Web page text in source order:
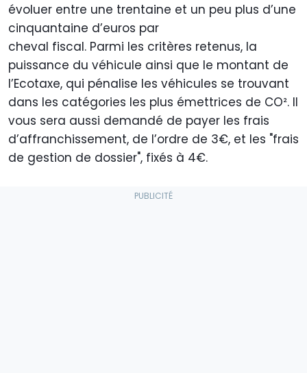
évoluer entre une trentaine et un peu plus d’une
cinquantaine d’euros par
cheval fiscal. Parmi les critères retenus, la
puissance du véhicule ainsi que le montant de
l’Ecotaxe, qui pénalise les véhicules se trouvant
dans les catégories les plus émettrices de CO². Il
vous sera aussi demandé de payer les frais
d’affranchissement, de l’ordre de 3€, et les "frais
de gestion de dossier", fixés à 4€.